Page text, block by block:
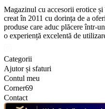
Magazinul cu accesorii erotice
creat în 2011 cu dorința de a
produse care aduc plăcere într-
o experiență excelentă de
Categorii
Ajutor și sfaturi
Contul meu
Corner69
Contact